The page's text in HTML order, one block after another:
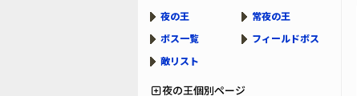
夜の王
常夜の王
ボス一覧
フィールドボス
敵リスト
夜の王個別ページ